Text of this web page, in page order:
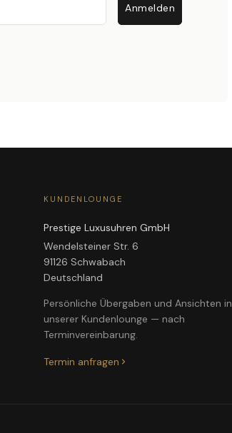
Anmelden
KUNDENLOUNGE
Prestige Luxusuhren GmbH
Wendelsteiner Str. 6
91126 Schwabach
Deutschland
Persönliche Übergaben und Ansichten in
unserer Kundenlounge — nach
Terminvereinbarung.
Termin anfragen